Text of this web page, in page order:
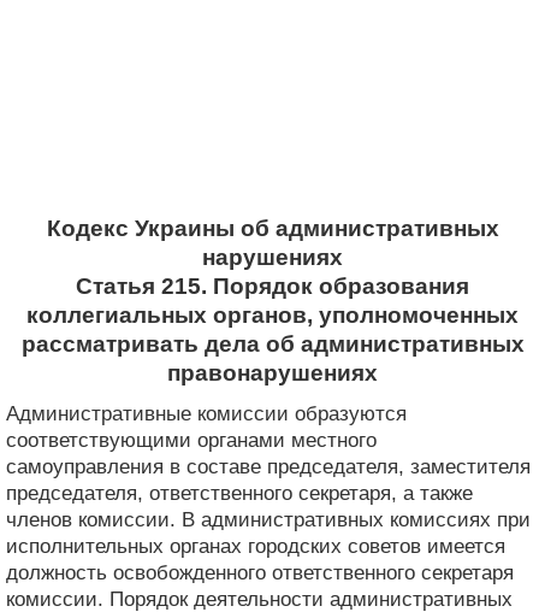
Кодекс Украины об административных
нарушениях
Статья 215. Порядок образования
коллегиальных органов, уполномоченных
рассматривать дела об административных
правонарушениях
Административные комиссии образуются
соответствующими органами местного
самоуправления в составе председателя, заместителя
председателя, ответственного секретаря, а также
членов комиссии. В административных комиссиях при
исполнительных органах городских советов имеется
должность освобожденного ответственного секретаря
комиссии. Порядок деятельности административных